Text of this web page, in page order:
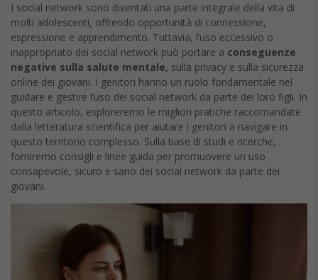
I social network sono diventati una parte integrale della vita di
molti adolescenti, offrendo opportunità di connessione,
espressione e apprendimento. Tuttavia, l’uso eccessivo o
inappropriato dei social network può portare a conseguenze
negative sulla salute mentale, sulla privacy e sulla sicurezza
online dei giovani. I genitori hanno un ruolo fondamentale nel
guidare e gestire l’uso dei social network da parte dei loro figli. In
questo articolo, esploreremo le migliori pratiche raccomandate
dalla letteratura scientifica per aiutare i genitori a navigare in
questo territorio complesso. Sulla base di studi e ricerche,
forniremo consigli e linee guida per promuovere un uso
consapevole, sicuro e sano dei social network da parte dei
giovani.